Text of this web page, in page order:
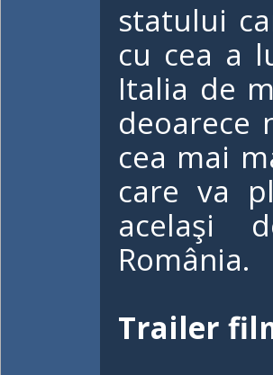
statului
cu cea a
Italia de
deoarece
cea mai
care va
acelaşi
România.
Trailer